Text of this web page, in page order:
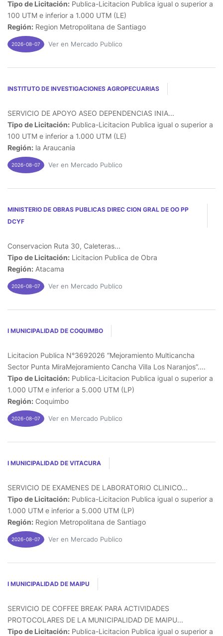
Tipo de Licitación: Publica-Licitacion Publica igual o superior a
100 UTM e inferior a 1.000 UTM (LE)
Región: Region Metropolitana de Santiago
2026-08-07 Ver en Mercado Publico
INSTITUTO DE INVESTIGACIONES AGROPECUARIAS
SERVICIO DE APOYO ASEO DEPENDENCIAS INIA...
Tipo de Licitación: Publica-Licitacion Publica igual o superior a
100 UTM e inferior a 1.000 UTM (LE)
Región: la Araucania
2026-08-07 Ver en Mercado Publico
MINISTERIO DE OBRAS PUBLICAS DIREC CION GRAL DE OO PP
DCYF
Conservacion Ruta 30, Caleteras...
Tipo de Licitación: Licitacion Publica de Obra
Región: Atacama
2026-08-07 Ver en Mercado Publico
I MUNICIPALIDAD DE COQUIMBO
Licitacion Publica N°3692026 “Mejoramiento Multicancha
Sector Punta MiraMejoramiento Cancha Villa Los Naranjos”....
Tipo de Licitación: Publica-Licitacion Publica igual o superior a
1.000 UTM e inferior a 5.000 UTM (LP)
Región: Coquimbo
2026-08-07 Ver en Mercado Publico
I MUNICIPALIDAD DE VITACURA
SERVICIO DE EXAMENES DE LABORATORIO CLINICO...
Tipo de Licitación: Publica-Licitacion Publica igual o superior a
1.000 UTM e inferior a 5.000 UTM (LP)
Región: Region Metropolitana de Santiago
2026-08-07 Ver en Mercado Publico
I MUNICIPALIDAD DE MAIPU
SERVICIO DE COFFEE BREAK PARA ACTIVIDADES
PROTOCOLARES DE LA MUNICIPALIDAD DE MAIPU...
Tipo de Licitación: Publica-Licitacion Publica igual o superior a